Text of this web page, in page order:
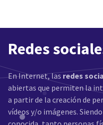
Redes
En Internet, lasredes
abiertas que permiten la
a partir de la creación de
vídeos y/o imágenes.